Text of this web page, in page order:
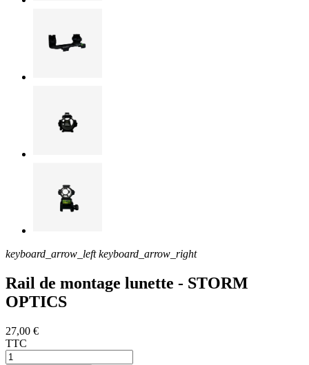
keyboard_arrow_left keyboard_arrow_right
Rail de montage lunette - STORM
OPTICS
27,00 €
TTC